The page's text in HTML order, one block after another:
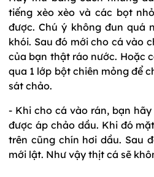
tiếng xèo xèo và các bọt
được. Chú ý không đun quá
khói. Sau đó mới cho cá vào
của bạn thật ráo nước. Hoặc
qua 1 lớp bột chiên mỏng để
sát chảo.
- Khi cho cá vào rán, bạn
được áp chảo dầu. Khi đó
trên cũng chín hơi dầu. Sau
mới lật. Như vậy thịt cá sẽ